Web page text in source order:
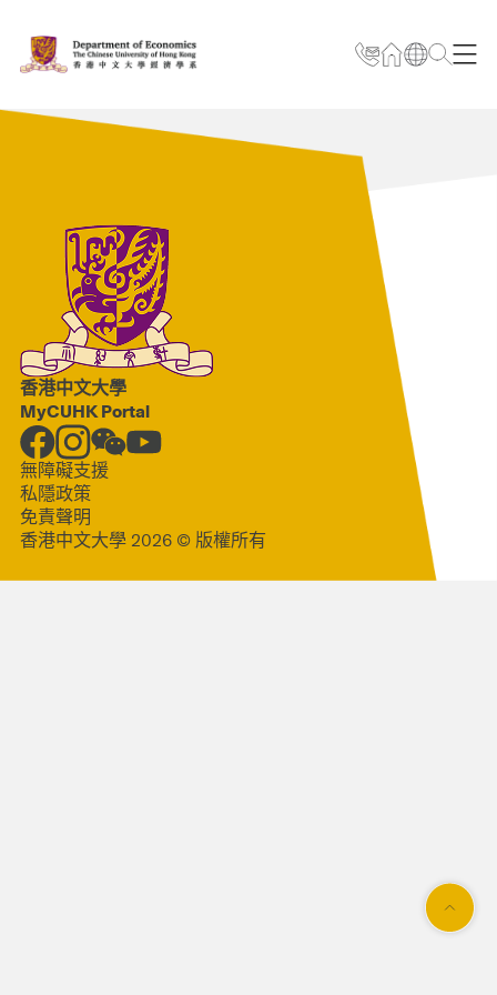
香港中文大學
MyCUHK Portal
無障礙支援
私隱政策
免責聲明
香港中文大學 2026 © 版權所有